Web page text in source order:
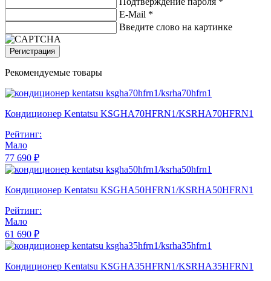
E-Mail *
Введите слово на картинке
Регистрация
Рекомендуемые товары
Кондиционер Kentatsu KSGHA70HFRN1/KSRHA70HFRN1
Рейтинг:
Мало
77 690 ₽
Кондиционер Kentatsu KSGHA50HFRN1/KSRHA50HFRN1
Рейтинг:
Мало
61 690 ₽
Кондиционер Kentatsu KSGHA35HFRN1/KSRHA35HFRN1